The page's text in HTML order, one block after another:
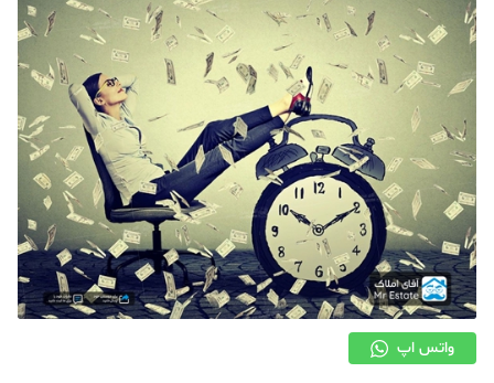
دکوراسیون
صنعت ساختمان
محله گردی
معماری
ملکی
همایش و نمایشگاه
واتس اپ